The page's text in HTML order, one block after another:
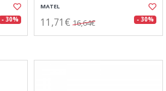
- 30%
MATEL
11,71€ 16,64€ - 30%